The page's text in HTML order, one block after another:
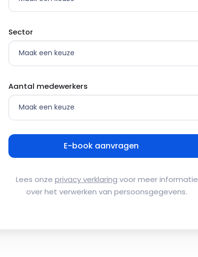
Sector
Aantal medewerkers
Lees onze privacy verklaring voor meer informatie
over het verwerken van persoonsgegevens.